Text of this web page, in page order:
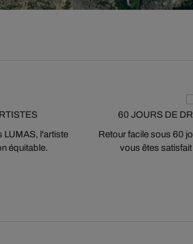
LUMAS, l'artiste
équitable.
60 JOURS DE
Retour facile sous 60
vous êtes